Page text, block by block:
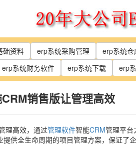
础资料 erp系统采购管理 erp系统仓
erp系统财务软件 erp系统下载 erp
销售版让管理高效
理高效，通过管理软件智能CRM管理平台
供全生命周期的项目管理方案，保证了